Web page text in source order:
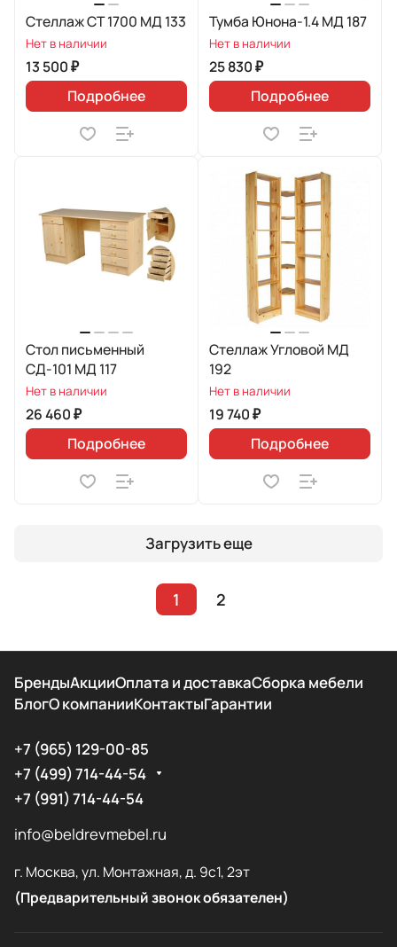
Стеллаж СТ 1700 МД 133
Нет в наличии
13 500 ₽
Подробнее
Тумба Юнона-1.4 МД 187
Нет в наличии
25 830 ₽
Подробнее
Стол письменный
СД-101 МД 117
Нет в наличии
26 460 ₽
Подробнее
Стеллаж Угловой МД
192
Нет в наличии
19 740 ₽
Подробнее
Загрузить еще
1 2
БрендыАкцииОплата и доставкаСборка мебели
БлогО компанииКонтактыГарантии
+7 (965) 129-00-85
+7 (499) 714-44-54
+7 (991) 714-44-54
info@beldrevmebel.ru
г. Москва, ул. Монтажная, д. 9с1, 2эт
(Предварительный звонок обязателен)